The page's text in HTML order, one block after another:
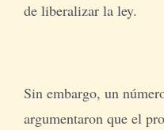
de liberalizar la ley.
Sin embargo, un
argumentaron que el